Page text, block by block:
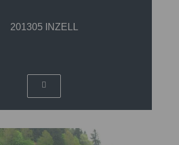
201305 INZELL